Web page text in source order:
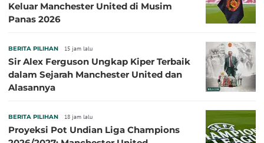
Keluar Manchester United di Musim
Panas 2026
BERITA PILIHAN 15 jam lalu
Sir Alex Ferguson Ungkap Kiper Terbaik
dalam Sejarah Manchester United dan
Alasannya
BERITA PILIHAN 18 jam lalu
Proyeksi Pot Undian Liga Champions